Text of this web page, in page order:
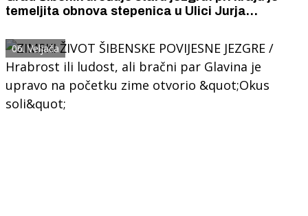
temeljita obnova stepenica u Ulici Jurja
06. Veljača